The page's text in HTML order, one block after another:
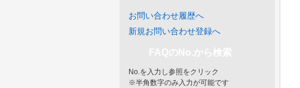
お問い合わせ履歴へ
新規お問い合わせ登録へ
No.を入力し参照をクリック
※半角数字のみ入力が可能です